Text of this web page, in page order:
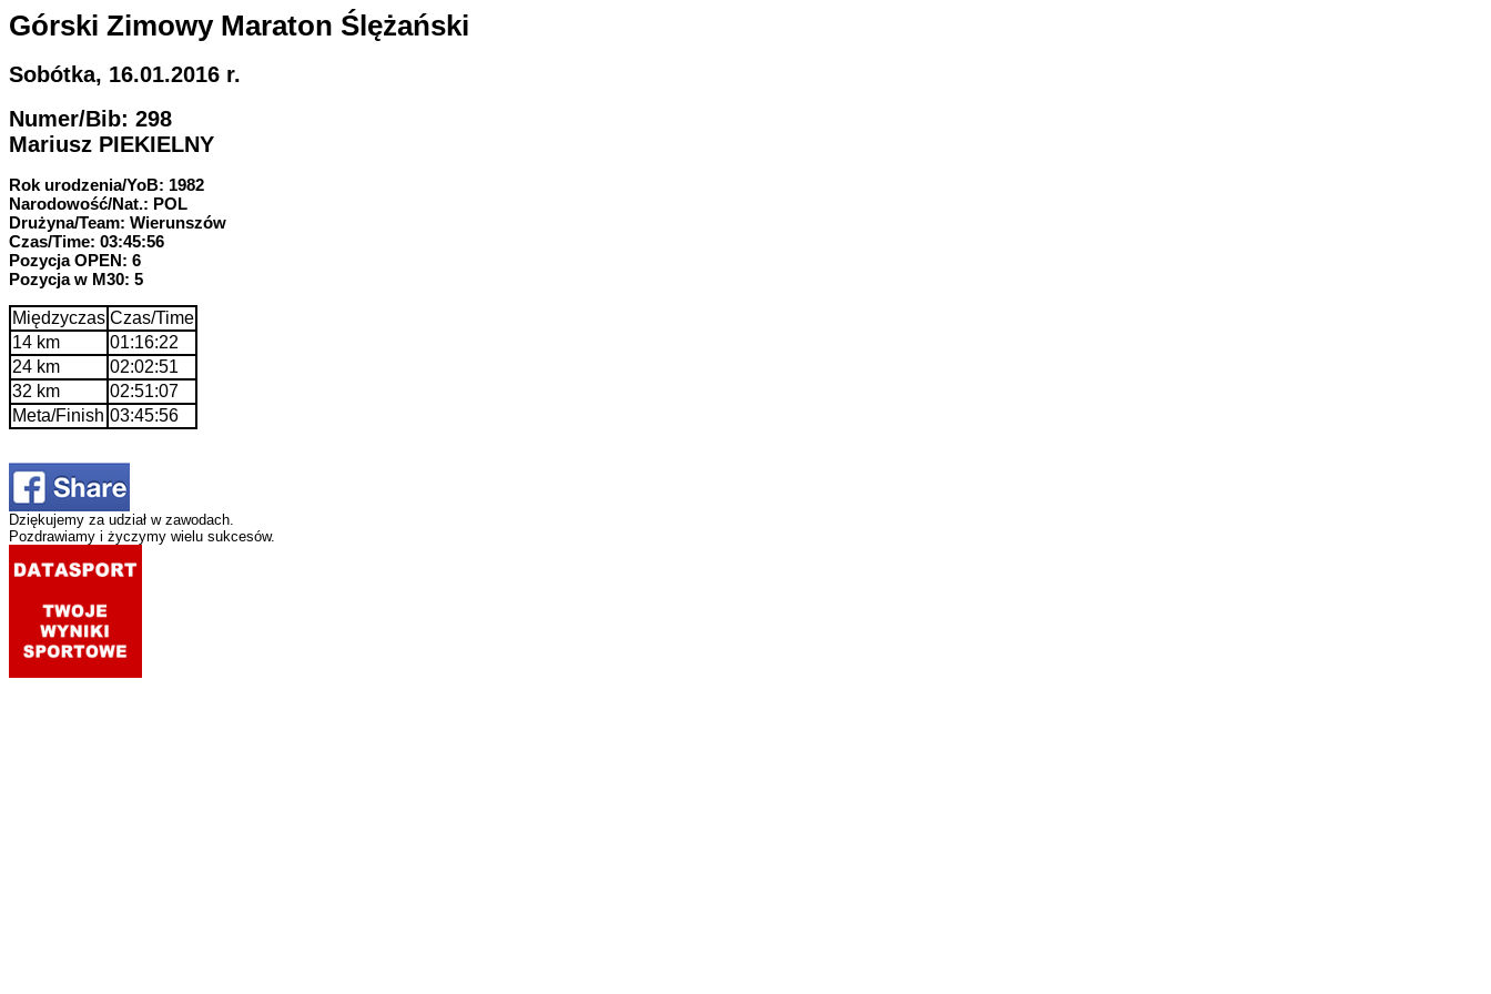
Górski Zimowy Maraton Ślężański
Sobótka, 16.01.2016 r.
Numer/Bib: 298
Mariusz PIEKIELNY
Rok urodzenia/YoB: 1982
Narodowość/Nat.: POL
Drużyna/Team: Wierunszów
Czas/Time: 03:45:56
Pozycja OPEN: 6
Pozycja w M30: 5
Międzyczas Czas/Time
14 km
01:16:22
24 km
02:02:51
32 km
02:51:07
Meta/Finish 03:45:56
Dziękujemy za udział w zawodach.
Pozdrawiamy i życzymy wielu sukcesów.